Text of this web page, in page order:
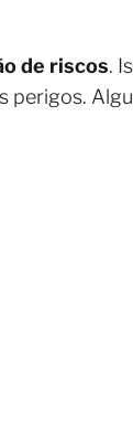
de riscos.
perigos.